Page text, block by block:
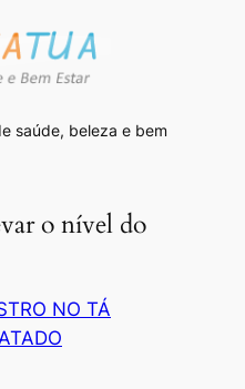
saúde, beleza e bem
o nível do
NO TÁ